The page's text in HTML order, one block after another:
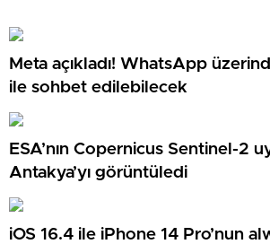
Meta açıkladı! WhatsApp
ile sohbet edilebilecek
ESA’nın Copernicus Sentinel-2
Antakya’yı görüntüledi
iOS 16.4 ile iPhone 14 Pro’nun